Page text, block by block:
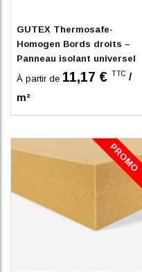
GUTEX Thermosafe-
Homogen Bords droits –
Panneau isolant universel
en fibre de bois
À partir de 11,17 € TTC /
m²
PROMO